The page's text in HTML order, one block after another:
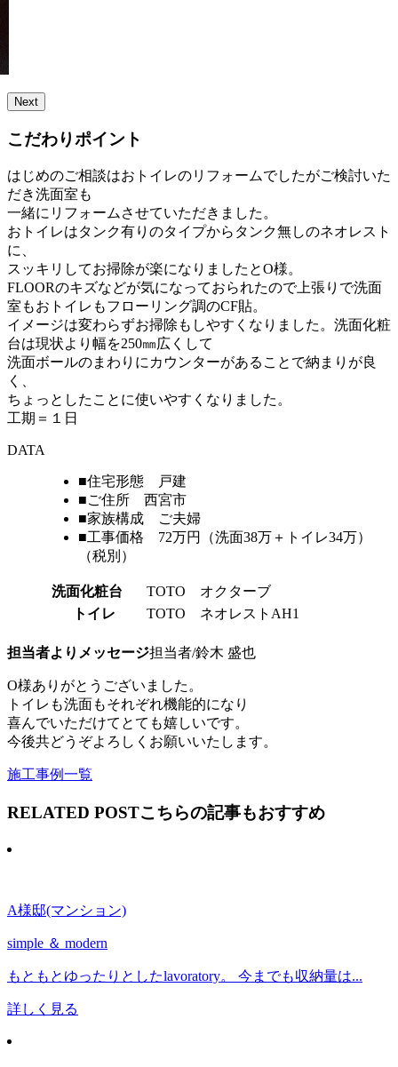
Next
こだわりポイント
はじめのご相談はおトイレのリフォームでしたがご検討いた
だき洗面室も
一緒にリフォームさせていただきました。
おトイレはタンク有りのタイプからタンク無しのネオレスト
に、
スッキリしてお掃除が楽になりましたとO様。
FLOORのキズなどが気になっておられたので上張りで洗面
室もおトイレもフローリング調のCF貼。
イメージは変わらずお掃除もしやすくなりました。洗面化粧
台は現状より幅を250㎜広くして
洗面ボールのまわりにカウンターがあることで納まりが良
く、
ちょっとしたことに使いやすくなりました。
工期＝１日
DATA
■住宅形態 戸建
■ご住所 西宮市
■家族構成 ご夫婦
■工事価格 72万円（洗面38万＋トイレ34万）
（税別）
洗面化粧台
TOTO オクターブ
トイレ
TOTO ネオレストAH1
担当者よりメッセージ担当者/鈴木 盛也
O様ありがとうございました。
トイレも洗面もそれぞれ機能的になり
喜んでいただけてとても嬉しいです。
今後共どうぞよろしくお願いいたします。
施工事例一覧
RELATED POSTこちらの記事もおすすめ
A様邸(マンション)
simple ＆ modern
もともとゆったりとしたlavoratory。 今までも収納量は...
詳しく見る